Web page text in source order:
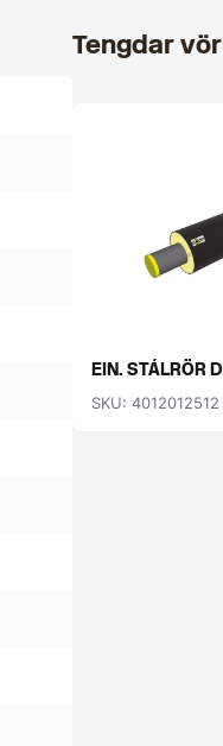
Tengdar
EIN. STÁLRÖR
SKU: 4012012512